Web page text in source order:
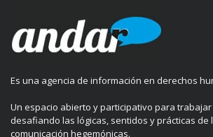
Es una agencia de información en derechos
Un espacio abierto y participativo para
desafiando las lógicas, sentidos y prácticas de
comunicación hegemónicas.